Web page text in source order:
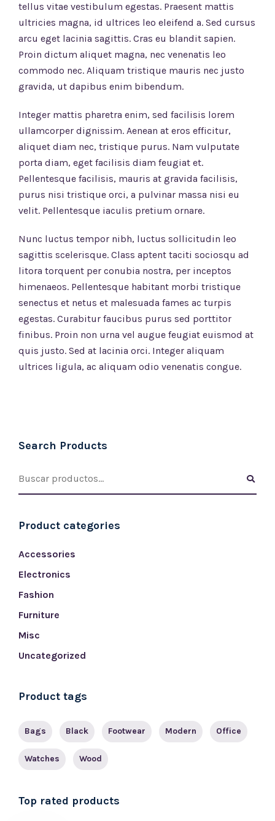
tellus vitae vestibulum egestas. Praesent mattis
ultricies magna, id ultrices leo eleifend a. Sed cursus
arcu eget lacinia sagittis. Cras eu blandit sapien.
Proin dictum aliquet magna, nec venenatis leo
commodo nec. Aliquam tristique mauris nec justo
gravida, ut dapibus enim bibendum.
Integer mattis pharetra enim, sed facilisis lorem
ullamcorper dignissim. Aenean at eros efficitur,
aliquet diam nec, tristique purus. Nam vulputate
porta diam, eget facilisis diam feugiat et.
Pellentesque facilisis, mauris at gravida facilisis,
purus nisi tristique orci, a pulvinar massa nisi eu
velit. Pellentesque iaculis pretium ornare.
Nunc luctus tempor nibh, luctus sollicitudin leo
sagittis scelerisque. Class aptent taciti sociosqu ad
litora torquent per conubia nostra, per inceptos
himenaeos. Pellentesque habitant morbi tristique
senectus et netus et malesuada fames ac turpis
egestas. Curabitur faucibus purus sed porttitor
finibus. Proin non urna vel augue feugiat euismod at
quis justo. Sed at lacinia orci. Integer aliquam
ultrices ligula, ac aliquam odio venenatis congue.
Search Products
Product categories
Accessories
Electronics
Fashion
Furniture
Misc
Uncategorized
Product tags
Bags Black Footwear Modern Office
Watches Wood
Top rated products